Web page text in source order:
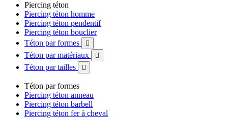
Piercing téton
Piercing téton homme
Piercing téton pendentif
Piercing téton bouclier
Téton par formes

Téton par matériaux 
Téton par tailles 
Téton par formes
Piercing téton anneau
Piercing téton barbell
Piercing téton fer à cheval